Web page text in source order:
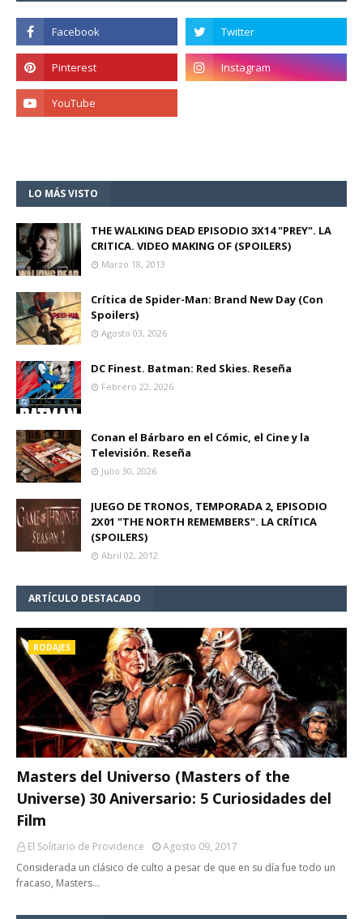
LO MÁS VISTO
THE WALKING DEAD EPISODIO 3X14 "PREY". LA
CRITICA. VIDEO MAKING OF (SPOILERS)
Marzo 18, 2013
Crítica de Spider-Man: Brand New Day (Con
Spoilers)
Agosto 03, 2026
DC Finest. Batman: Red Skies. Reseña
Febrero 22, 2026
Conan el Bárbaro en el Cómic, el Cine y la
Televisión. Reseña
Julio 30, 2026
JUEGO DE TRONOS, TEMPORADA 2, EPISODIO
2X01 "THE NORTH REMEMBERS". LA CRÍTICA
(SPOILERS)
Abril 02, 2012
ARTÍCULO DESTACADO
RODAJES
Masters del Universo (Masters of the
Universe) 30 Aniversario: 5 Curiosidades del
Film
El Solitario de Providence
Agosto 09, 2017
Considerada un clásico de culto a pesar de que en su día fue todo un
fracaso, Masters…